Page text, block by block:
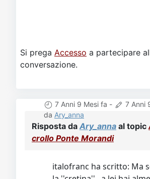
Si prega Accesso a partecipare
conversazione.
7 Anni 9 Mesi fa - 7 Anni
da Ary_anna
Risposta da Ary_anna al topic
crollo Ponte Morandi
italofranc ha scritto: Ma